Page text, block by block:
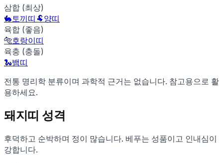
삼합 (최상)
🐇 토끼띠 🐏 양띠
육합 (좋음)
🐅호랑이띠
육충 (충돌)
🐍뱀띠
전통 명리학 분류이며 과학적 근거는 없습니다. 참고용으로 활
용하세요.
돼지 띠 성격
후덕하고 순박하며 정이 많습니다. 베푸는 성품이고 인내심이
강합니다.